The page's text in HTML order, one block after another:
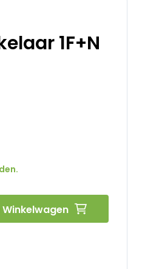
1F+N
Winkelwagen